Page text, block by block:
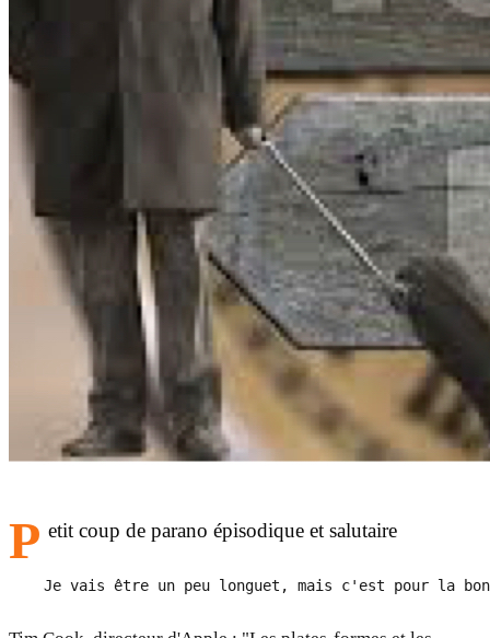
P etit coup de parano épisodique et salutaire